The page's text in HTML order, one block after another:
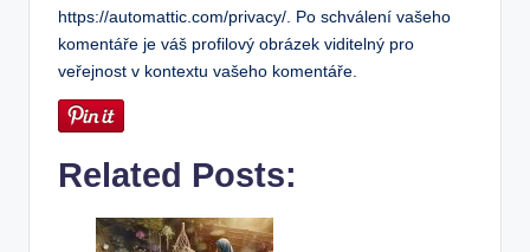
https://automattic.com/privacy/. Po schválení vašeho
komentáře je váš profilový obrázek viditelný pro
veřejnost v kontextu vašeho komentáře.
Related Posts: